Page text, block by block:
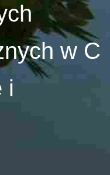
w C
i